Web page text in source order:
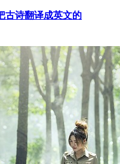
古诗翻译成英文的